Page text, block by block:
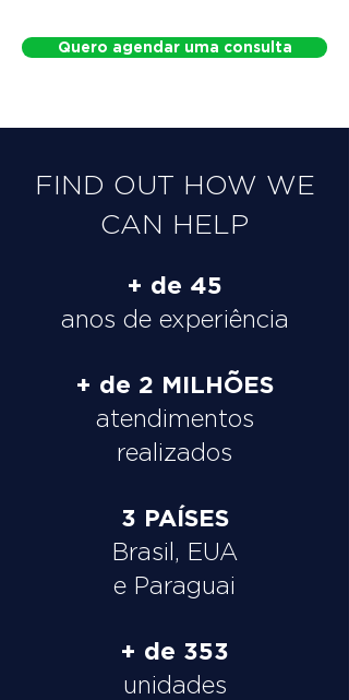
Quero agendar uma consulta
FIND OUT HOW WE
CAN HELP
+ de 45
anos de experiência
+ de 2 MILHÕES
atendimentos
realizados
3 PAÍSES
Brasil, EUA
e Paraguai
+ de 353
unidades